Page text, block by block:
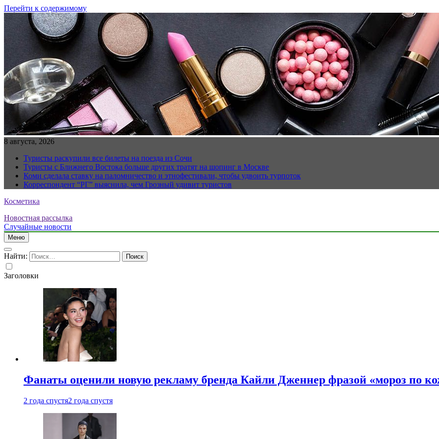
Перейти к содержимому
8 августа, 2026
Туристы раскупили все билеты на поезда из Сочи
Туристы с Ближнего Востока больше других тратят на шопинг в Москве
Коми сделала ставку на паломничество и этнофестивали, чтобы удвоить турпоток
Корреспондент “РГ” выяснила, чем Грозный удивит туристов
Косметика
Новостная рассылка
Случайные новости
Меню
Найти:
Заголовки
Фанаты оценили новую рекламу бренда Кайли Дженнер фразой «мороз по
2 года спустя2 года спустя